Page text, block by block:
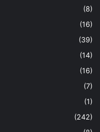
(8)
(16)
(39)
(14)
(16)
(7)
(1)
(242)